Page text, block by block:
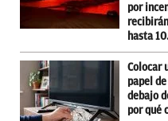
por
hasta
Colocar
papel
debajo
por qué